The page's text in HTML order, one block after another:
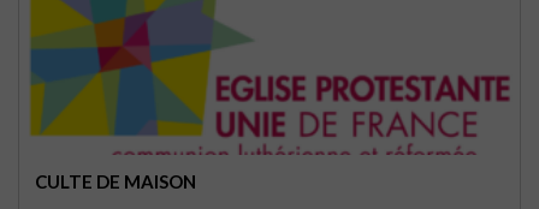
CULTE DE MAISON